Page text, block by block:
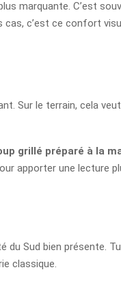
marquante. C’est
cas, c’est ce confort
Sur le terrain, cela
grillé préparé à la
apporter une lecture
Sud bien présente.
classique.